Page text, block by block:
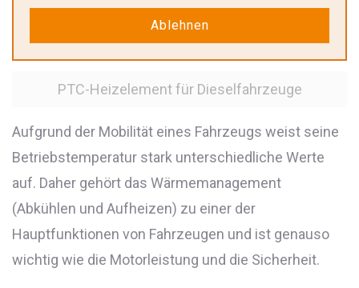
PTC-Heizelement für Elektrofahrzeuge
PTC-Heizelement für Dieselfahrzeuge
Aufgrund der Mobilität eines Fahrzeugs weist seine
Betriebstemperatur stark unterschiedliche Werte
auf. Daher gehört das Wärmemanagement
(Abkühlen und Aufheizen) zu einer der
Hauptfunktionen von Fahrzeugen und ist genauso
wichtig wie die Motorleistung und die Sicherheit.
Ablehnen